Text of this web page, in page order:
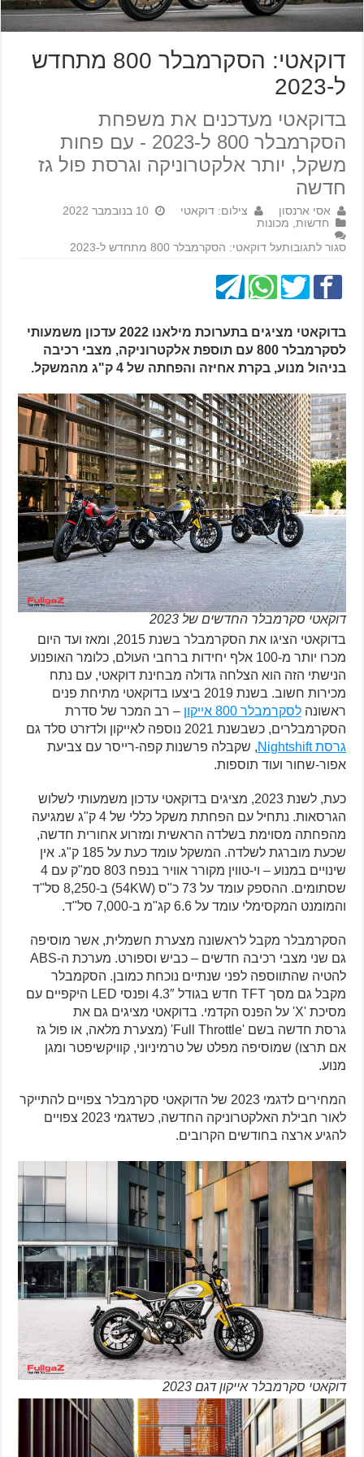
דוקאטי: הסקרמבלר 800 מתחדש
ל-2023
בדוקאטי מעדכנים את משפחת
הסקרמבלר 800 ל-2023 - עם פחות
משקל, יותר אלקטרוניקה וגרסת פול גז
חדשה
אסי ארנסון צילום: דוקאטי
10 בנובמבר 2022
חדשות מכונות
סגור לתגובותעל דוקאטי: הסקרמבלר 800 מתחדש ל-2023
בדוקאטי מציגים בתערוכת מילאנו 2022 עדכון משמעותי
לסקרמבלר 800 עם תוספת אלקטרוניקה, מצבי רכיבה
בניהול מנוע, בקרת אחיזה והפחתה של 4 ק"ג מהמשקל.
דוקאטי סקרמבלר החדשים של 2023
בדוקאטי הציגו את הסקרמבלר בשנת 2015, ומאז ועד היום
מכרו יותר מ-100 אלף יחידות ברחבי העולם, כלומר האופנוע
הנישתי הזה הוא הצלחה גדולה מבחינת דוקאטי, עם נתח
מכירות חשוב. בשנת 2019 ביצעו בדוקאטי מתיחת פנים
ראשונהלסקרמבלר 800 אייקון
– רב המכר של סדרת
הסקרמבלרים, כשבשנת 2021 נוספה לאייקון ולדזרט סלד גם
גרסת Nightshift
, שקבלה פרשנות קפה-רייסר עם צביעת
אפור-שחור ועוד תוספות.
כעת, לשנת 2023, מציגים בדוקאטי עדכון משמעותי לשלוש
הגרסאות. נתחיל עם הפחתת משקל כללי של 4 ק"ג שמגיעה
מהפחתה מסוימת בשלדה הראשית ומזרוע אחורית חדשה,
שכעת מוברגת לשלדה. המשקל עומד כעת על 185 ק"ג. אין
שינויים במנוע – וי-טווין מקורר אוויר בנפח 803 סמ"ק עם 4
שסתומים. ההספק עומד על 73 כ"ס (54KW) ב-8,250 סל"ד
והמומנט המקסימלי עומד על 6.6 קג"מ ב-7,000 סל"ד.
הסקרמבלר מקבל לראשונה מצערת חשמלית, אשר מוסיפה
גם שני מצבי רכיבה חדשים – כביש וספורט. מערכת ה-ABS
להטיה שהתווספה לפני שנתיים נוכחת כמובן. הסקמבלר
מקבל גם מסך TFT חדש בגודל 4.3″ ופנסי LED היקפיים עם
מסיכת 'X' על הפנס הקדמי. בדוקאטי מציגים גם את
גרסת חדשה בשם 'Full Throttle' (מצערת מלאה, או פול גז
אם תרצו) שמוסיפה מפלט של טרמיניוני, קוויקשיפטר ומגן
מנוע.
המחירים לדגמי 2023 של הדוקאטי סקרמבלר צפויים להתייקר
לאור חבילת האלקטרוניקה החדשה, כשדגמי 2023 צפויים
להגיע ארצה בחודשים הקרובים.
דוקאטי סקרמבלר אייקון דגם 2023